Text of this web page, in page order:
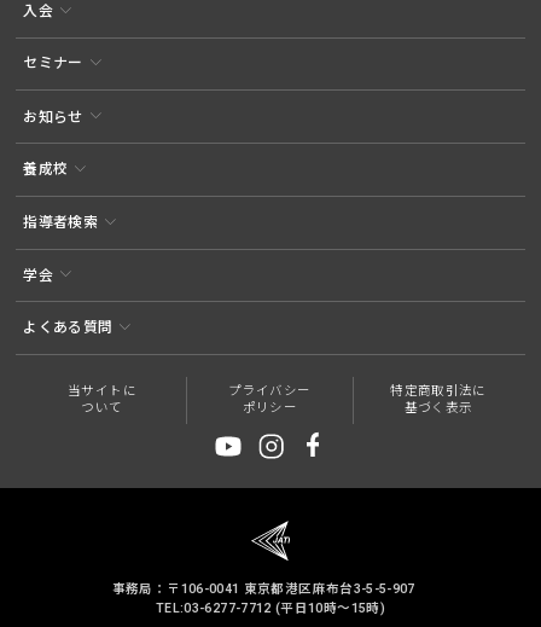
入会
セミナー
お知らせ
養成校
指導者検索
学会
よくある質問
当サイトに
ついて
プライバシー
ポリシー
特定商取引法に
基づく表示
事務局：〒106-0041 東京都港区麻布台3-5-5-907
TEL:03-6277-7712 (平日10時～15時)